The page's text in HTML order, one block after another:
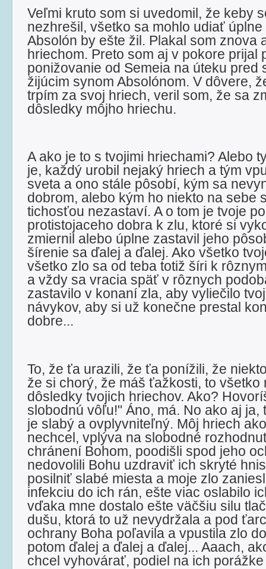
Veľmi kruto som si uvedomil, že keby
nezhrešil, všetko sa mohlo udiať
Absolón by ešte žil. Plakal som znova
hriechom. Preto som aj v pokore prijal
ponižovanie od Semeia na úteku pred
žijúcim synom Absolónom. V dôvere,
trpím za svoj hriech, veril som, že sa
dôsledky môjho hriechu.
A ako je to s tvojimi hriechami? Alebo
je, každý urobil nejaký hriech a tým
sveta a ono stále pôsobí, kým sa
dobrom, alebo kým ho niekto na sebe
tichosťou nezastaví. A o tom je tvoje
protistojaceho dobra k zlu, ktoré si
zmiernil alebo úplne zastavil jeho
šírenie sa ďalej a ďalej. Ako všetko
všetko zlo sa od teba totiž šíri k
a vždy sa vracia späť v rôznych
zastavilo v konaní zla, aby vyliečilo
návykov, aby si už konečne prestal
dobre...
To, že ťa urazili, že ťa ponížili, že
že si chorý, že máš ťažkosti, to všetko
dôsledky tvojich hriechov. Ako?
slobodnú vôľu!" Áno, má. No ako aj ja,
je slabý a ovplyvniteľný. Môj hriech
nechcel, vplýva na slobodné
chránení Bohom, poodišli spod jeho
nedovolili Bohu uzdraviť ich skryté
posilniť slabé miesta a moje zlo
infekciu do ich rán, ešte viac oslabilo
vďaka mne dostalo ešte väčšiu silu
dušu, ktorá to už nevydržala a pod
ochrany Boha poľavila a vpustila zlo
potom ďalej a ďalej a ďalej... Aaach,
chcel vyhovárať, podiel na ich